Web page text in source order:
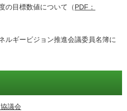
目標数値について（PDF：
ギービジョン推進会議委員名簿に
議会